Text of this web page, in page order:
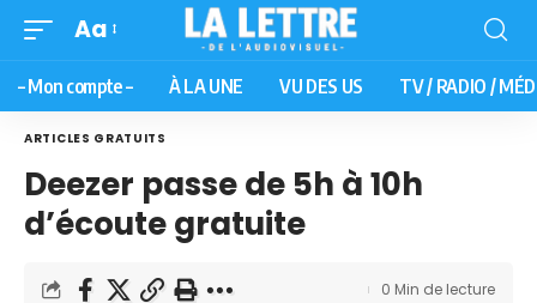
Aa
– Mon compte – À LA UNE VU DES US TV / RADIO /
ARTICLES GRATUITS
Deezer passe de 5h à 10h
d’écoute gratuite
0 Min de lecture